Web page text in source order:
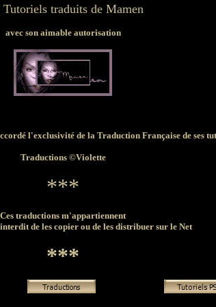
Tutoriels traduits de Mamen
avec son aimable autorisation
l'exclusivité de la Traduction Française de ses
Traductions ©Violette
***
Ces traductions m'appartiennent
de les copier ou de les distribuer sur le Net
***